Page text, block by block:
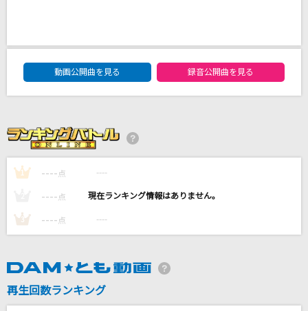
[オリカラ]世界が終るまでは… 1994/6/22渋谷
公会堂
[生音]水平線
[生音]GO!GO!MANIAC
Again
DAM★ともボーカルエントリーランキング
動画公開曲を見る
録音公開曲を見る
1 ---- 点 ----
---- 点 ----
3 ---- 点 ----
再生回数ランキング